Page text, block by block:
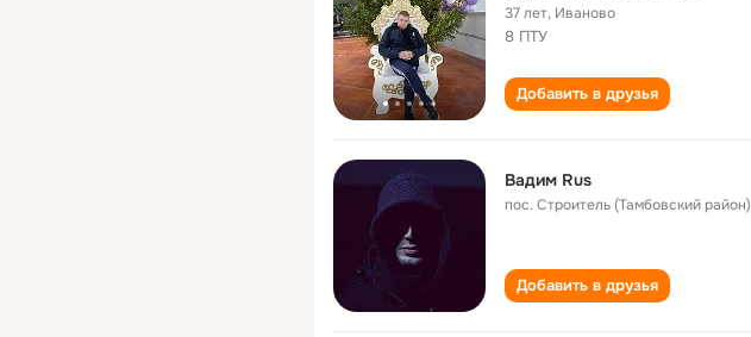
37 лет, Иваново
8 ПТУ
Добавить в друзья
Вадим Rus
пос. Строитель (Тамбовский район)
Добавить в друзья